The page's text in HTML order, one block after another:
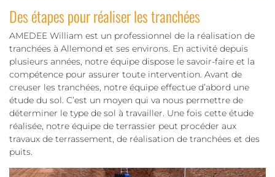
Des étapes pour réaliser les tranchées
AMEDEE William est un professionnel de la réalisation de
tranchées à Allemond et ses environs. En activité depuis
plusieurs années, notre équipe dispose le savoir-faire et la
compétence pour assurer toute intervention. Avant de
creuser les tranchées, notre équipe effectue d’abord une
étude du sol. C’est un moyen qui va nous permettre de
déterminer le type de sol à travailler. Une fois cette étude
réalisée, notre équipe de terrassier peut procéder aux
travaux de terrassement, de réalisation de tranchées et des
puits.